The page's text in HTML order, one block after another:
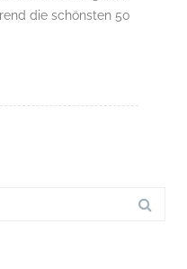
die schönsten 50